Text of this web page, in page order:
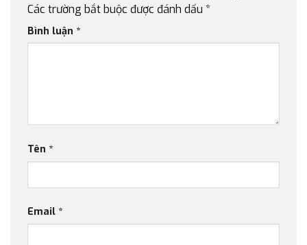
Các trường bắt buộc được đánh dấu *
Bình luận *
Tên *
Email *